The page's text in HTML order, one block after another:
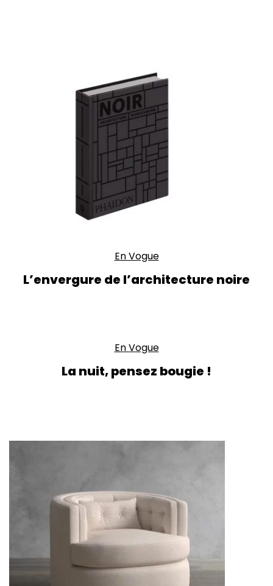
En Vogue
L’envergure de l’architecture noire
En Vogue
La nuit, pensez bougie !